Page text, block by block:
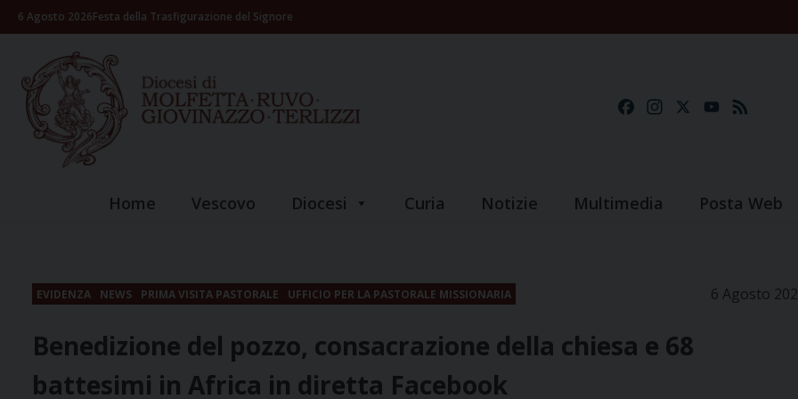
Skip6 Agosto 2026Festa della Trasfigurazione del Signore
FacebookInstagramYouTube
Home Vescovo Diocesi Curia Notizie Multimedia Posta Web
EVIDENZA NEWS PRIMA VISITA PASTORALE UFFICIO PER LA PASTORALE MISSIONARIA 6 Agosto
Benedizione del pozzo, consacrazione della chiesa e 68
battesimi in Africa in diretta Facebook